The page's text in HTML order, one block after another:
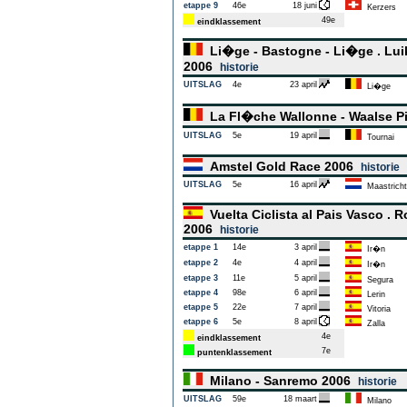
etappe 9 46e 18 juni
Kerzers
eindklassement
49e
Li�ge - Bastogne - Li�ge .
2006
historie
UITSLAG 4e 23 april Li�ge
La Fl�che Wallonne - Waalse
UITSLAG 5e 19 april Tournai
Amstel Gold Race 2006 historie
UITSLAG 5e 16 april Maastricht
Vuelta Ciclista al Pais Vasco .
2006
historie
etappe 1 14e 3 april
Ir�n
etappe 2
4e 4 april
Ir�n
etappe 3
11e 5 april
Segura
etappe 4
98e 6 april
Lerin
etappe 5
22e 7 april
Vitoria
etappe 6
5e 8 april
Zalla
eindklassement
4e
puntenklassement
7e
Milano - Sanremo 2006 historie
UITSLAG 59e 18 maart Milano